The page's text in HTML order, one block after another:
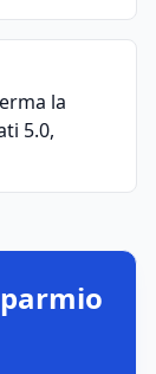
la
5.0,